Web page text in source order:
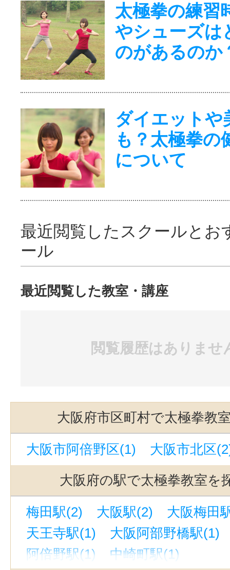
太極拳の練習
やシューズは
のがあるのか
ダイエットや
も？太極拳の
について
最近閲覧したスクールとお
ール
最近閲覧した教室・講座
閲覧履歴はありませ
大阪府市区町村で太極拳教
大阪市阿倍野区(1)
大阪市北区
大阪府の駅で太極拳教室を
梅田駅(2) 大阪駅(2)
大阪梅田
天王寺駅(1)
大阪阿部野橋駅(1)
阿倍野駅(1)
中崎町駅(1)